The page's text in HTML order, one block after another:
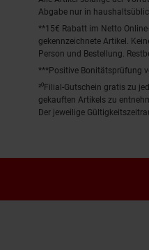
Abgabe nur in
**15€ Rabatt im Netto
gekennzeichnete Artikel.
Person und Bestellung.
***Positive Bonitätsprüfung
²⁰Filial-Gutschein gratis zu
gekauften Artikels zu
Der jeweilige